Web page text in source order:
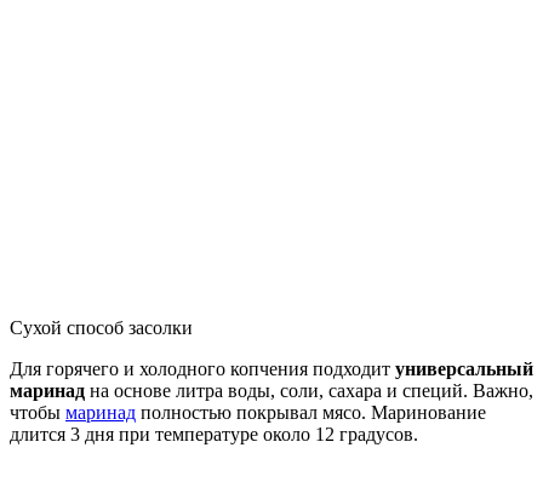
Сухой способ засолки
Для горячего и холодного копчения подходит универсальный
маринад на основе литра воды, соли, сахара и специй. Важно,
чтобы маринад полностью покрывал мясо. Маринование
длится 3 дня при температуре около 12 градусов.